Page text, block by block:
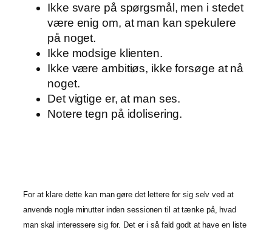
Ikke svare på spørgsmål, men i stedet
være enig om, at man kan spekulere
på noget.
Ikke modsige klienten.
Ikke være ambitiøs, ikke forsøge at nå
noget.
Det vigtige er, at man ses.
Notere tegn på idolisering.
For at klare dette kan man gøre det lettere for sig selv ved at
anvende nogle minutter inden sessionen til at tænke på, hvad
man skal interessere sig for. Det er i så fald godt at have en liste